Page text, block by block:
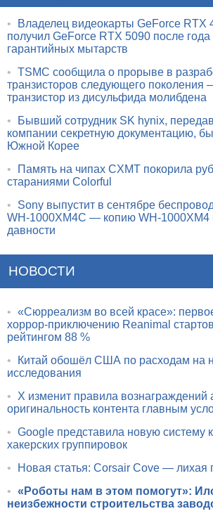
•
Владелец видеокарты GeForce RTX
получил GeForce RTX 5090 после года
гарантийных мытарств
• TSMC сообщила о прорыве в
транзисторов следующего поколения
транзистор из дисульфида молибдена
•
Бывший сотрудник SK hynix,
компании секретную документацию,
Южной Корее
•
Память на чипах CXMT покорила
стараниями Colorful
•
Sony выпустит в сентябре
WH-1000XM4C — копию WH-1000XM4
давности
НОВОСТИ
• «Сюрреализм во всей красе»:
хоррор-приключению Reanimal
рейтингом 88 %
•
Китай обошёл США по расходам на
исследования
•
X изменит правила вознаграждений
оригинальность контента главным
• Google представила новую систему
хакерских группировок
•
Новая статья: Corsair Cove — лихая
• «Роботы нам в этом помогут»:
неизбежности строительства